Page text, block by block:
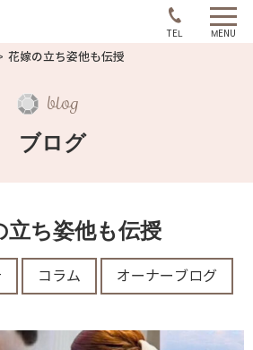
TEL MENU
花嫁の立ち姿他も伝授
blog
ブログ
立ち姿他も伝授
コラム オーナーブログ